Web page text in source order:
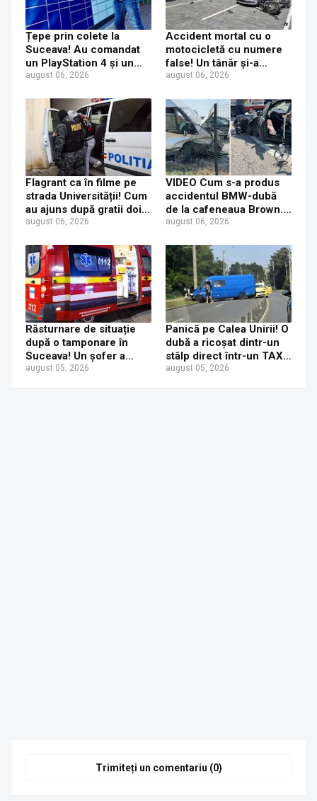
Țepe prin colete la
Suceava! Au comandat
un PlayStation 4 și un
iPhone 17 Pro Max, dar
o jucărie de plastic
august 06, 2026
Accident mortal cu o
motocicletă cu numere
false! Un tânăr și-a
pierdut viața după ce un
asigure
august 06, 2026
Flagrant ca în filme pe
strada Universității! Cum
au ajuns după gratii doi
tineri care au furat
august 06, 2026
VIDEO Cum s-a produs
accidentul BMW-dubă
de la cafeneaua Brown.
Concluzia polițiștilor
august 06, 2026
Răsturnare de situație
după o tamponare în
Suceava! Un șofer a
ajuns la Urgențe la 24 de
august 05, 2026
Panică pe Calea Unirii! O
dubă a ricoșat dintr-un
stâlp direct într-un TAXI.
O mamă și fetița ei de 6
august 05, 2026
Trimiteți un comentariu (0)